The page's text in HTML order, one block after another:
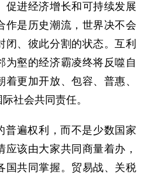
促进经济增长和可持续发展
作是历史潮流，世界决不会
闭、彼此分割的状态。互利
为壑的经济霸凌终将反噬自
更加开放、包容、普惠、
社会共同责任。
普遍权利，而不是少数国家
应该由大家共同商量着办，
国共同掌握。贸易战、关税